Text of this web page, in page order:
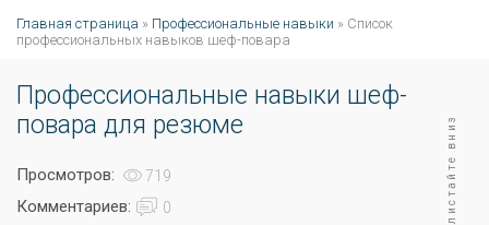
Главная страница » Профессиональные навыки » Список
профессиональных навыков шеф-повара
Профессиональные навыки шеф-
повара для резюме
Просмотров: 719
Комментариев: 0 листайте вниз